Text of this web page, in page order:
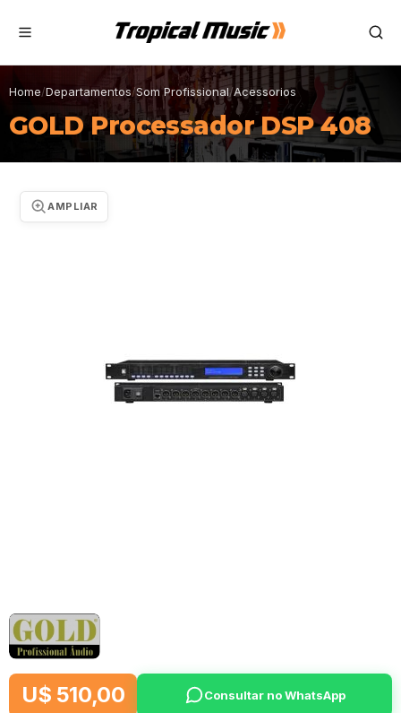
Home/Departamentos/Som Profissional/Acessorios
GOLD Processador DSP 408
AMPLIAR
U$ 510,00 Consultar no WhatsApp